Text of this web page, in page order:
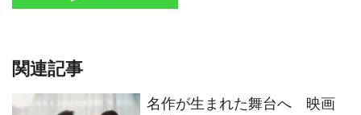
関連記事
名作が生まれた舞台へ 映画